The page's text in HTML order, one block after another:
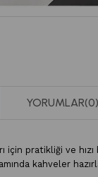
YORUMLAR(0)
pratikliği ve
kahveler